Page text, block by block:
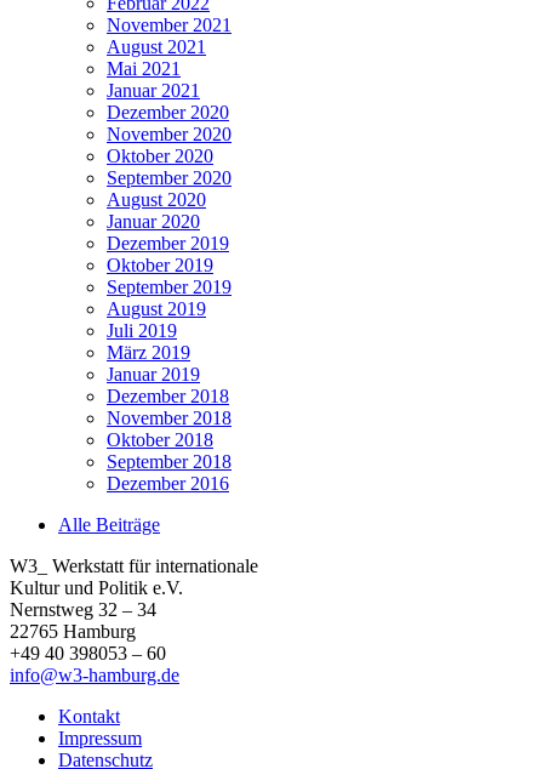
November 2021
August 2021
Mai 2021
Januar 2021
Dezember 2020
November 2020
Oktober 2020
September 2020
August 2020
Januar 2020
Dezember 2019
Oktober 2019
September 2019
August 2019
Juli 2019
März 2019
Januar 2019
Dezember 2018
November 2018
Oktober 2018
September 2018
Dezember 2016
Alle Beiträge
W3_ Werkstatt für internationale
Kultur und Politik e.V.
Nernstweg 32 – 34
22765 Hamburg
+49 40 398053 – 60
info@w3-hamburg.de
Kontakt
Impressum
Datenschutz